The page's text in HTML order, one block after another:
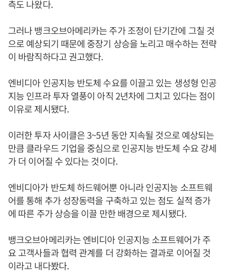
측도 나왔다.
그러나 뱅크오브아메리카는 주가 조정이 단기간에 그칠 것
으로 예상되기 때문에 중장기 상승을 노리고 매수하는 전략
이 바람직하다고 권고했다.
엔비디아 인공지능 반도체 수요를 이끌고 있는 생성형 인공
지능 인프라 투자 열풍이 아직 2년차에 그치고 있다는 점이
이유로 제시됐다.
이러한 투자 사이클은 3~5년 동안 지속될 것으로 예상되는
만큼 클라우드 기업을 중심으로 인공지능 반도체 수요 강세
가 더 이어질 수 있다는 것이다.
엔비디아가 반도체 하드웨어뿐 아니라 인공지능 소프트웨
어를 통해 추가 성장동력을 구축하고 있는 점도 실적 증가
에 따른 주가 상승을 이끌 만한 배경으로 제시됐다.
뱅크오브아메리카는 엔비디아 인공지능 소프트웨어가 주
요 고객사들과 협력 관계를 더 강화하는 결과로 이어질 것
이라고 내다봤다.